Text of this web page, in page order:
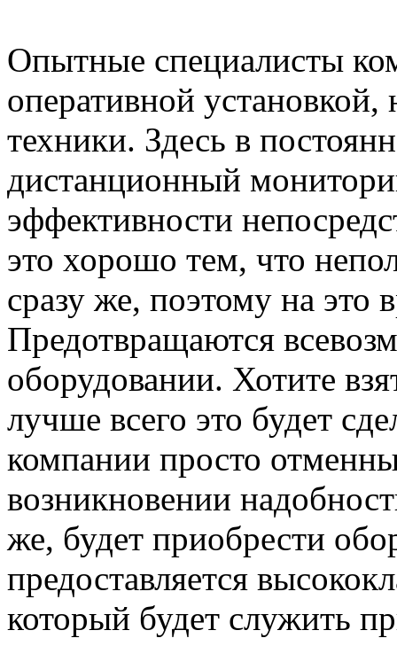
Опытные специалисты
оперативной установкой,
техники. Здесь в
дистанционный
эффективности
это хорошо тем, что
сразу же, поэтому на это
Предотвращаются
оборудовании. Хотите
лучше всего это будет
компании просто
возникновении
же, будет приобрести
предоставляется
который будет служить